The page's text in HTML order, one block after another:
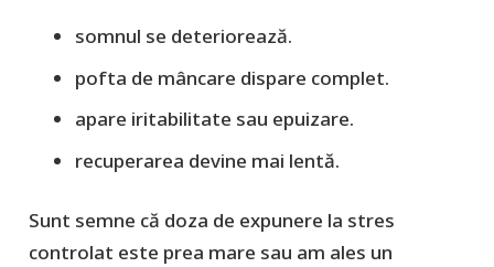
somnul se deteriorează.
pofta de mâncare dispare complet.
apare iritabilitate sau epuizare.
recuperarea devine mai lentă.
Sunt semne că doza de expunere la stres
controlat este prea mare sau am ales un